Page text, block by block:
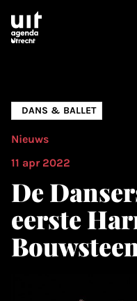
Skip to main content
DANS & BALLET
Nieuws
11 apr 2022
De
eerste